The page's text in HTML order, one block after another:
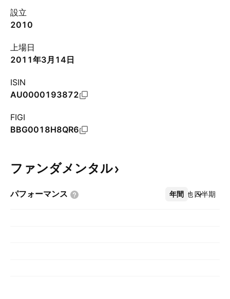
設立
2010
上場日
2011年3月14日
ISIN
AU0000193872
FIGI
BBG0018H8QR6
ファンダメンタル
パフォーマンス 年間 四半期
その他